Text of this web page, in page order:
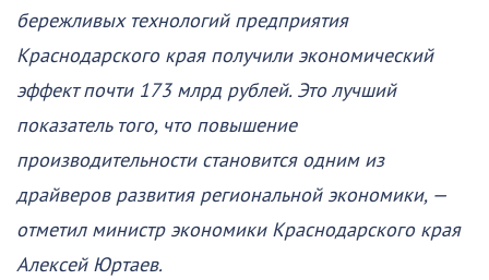
бережливых технологий предприятия
Краснодарского края получили экономический
эффект почти 173 млрд рублей. Это лучший
показатель того, что повышение
производительности становится одним из
драйверов развития региональной экономики, —
отметил министр экономики Краснодарского края
Алексей Юртаев.